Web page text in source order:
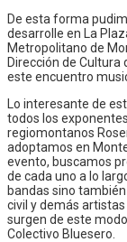
De esta forma
desarrolle en La
Metropolitano de
Dirección de
este encuentro
Lo interesante de
todos los
regiomontanos
adoptamos en
evento, buscamos
de cada uno a lo
bandas sino
civil y demás
surgen de este
Colectivo Bluesero.